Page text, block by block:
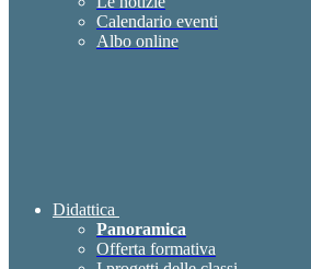
Calendario eventi
Albo online
Didattica
Panoramica
Offerta formativa